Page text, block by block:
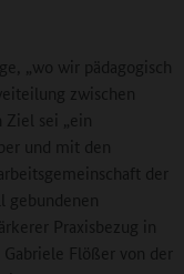
„wo wir pädagogisch
zwischen
Ziel sei „ein
und mit den
der
gebundenen
Praxisbezug in
Flößer von der